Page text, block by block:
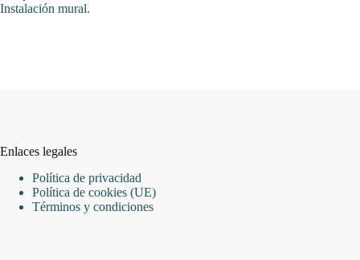
Instalación mural.
Enlaces legales
Política de privacidad
Política de cookies (UE)
Términos y condiciones